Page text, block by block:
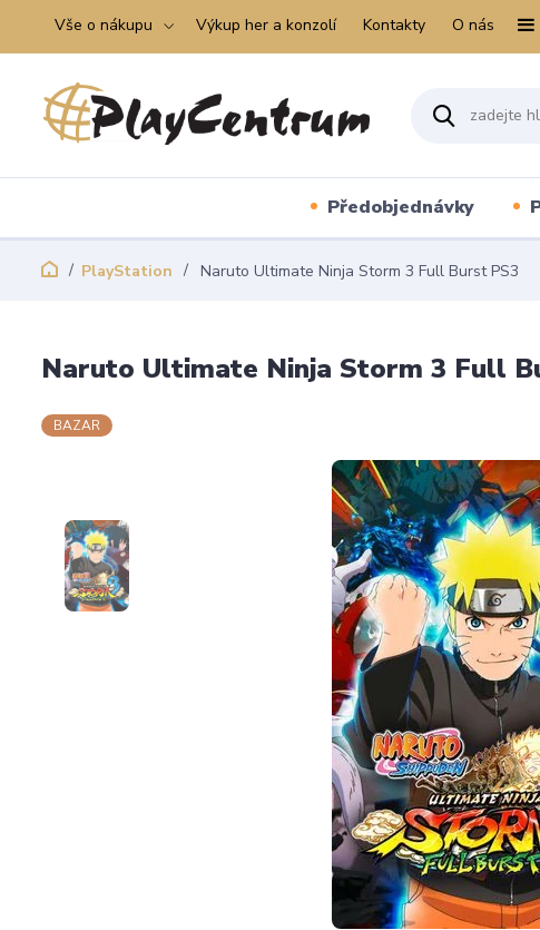
Vše o nákupu Výkup her a konzolí Kontakty O nás
Předobjednávky
PlayStation Naruto Ultimate Ninja Storm 3 Full Burst PS3
Naruto Ultimate Ninja Storm 3 Full
BAZAR